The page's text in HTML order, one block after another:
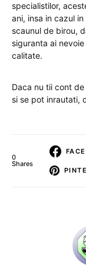
specialistilor,
ani, insa in cazul
scaunul de birou,
siguranta ai
calitate.
Daca nu tii cont
si se pot inrautati,
0
Shares